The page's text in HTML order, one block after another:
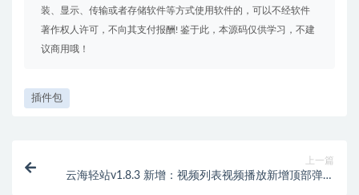
装、显示、传输或者存储软件等方式使用软件的，可以不经软件
著作权人许可，不向其支付报酬! 鉴于此，本源码仅供学习，不建
议商用哦！
插件包
上一篇
云海轻站v1.8.3 新增：视频列表视频播放新增顶部弹出